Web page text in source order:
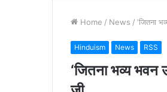
Home / News / ‘जितना
Hinduism News RSS
‘जितना भव्य भवन